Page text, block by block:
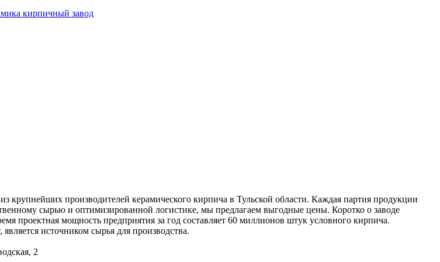
крупнейших производителей керамического кирпича в Тульской области. Каждая партия продукции
сырью и оптимизированной логистике, мы предлагаем выгодные цены. Коротко о заводе
проектная мощность предприятия за год составляет 60 миллионов штук условного кирпича.
источником сырья для производства.
2